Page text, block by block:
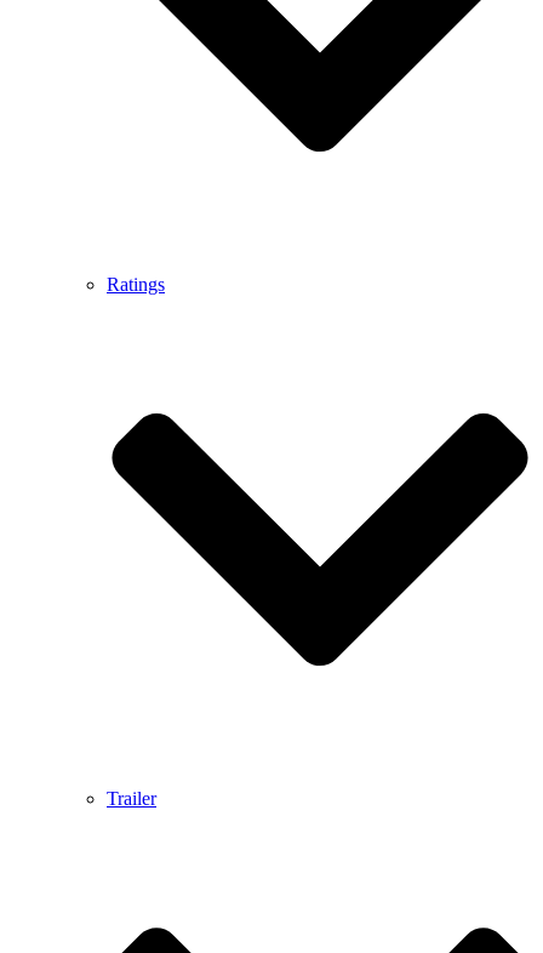
Ratings
Trailer